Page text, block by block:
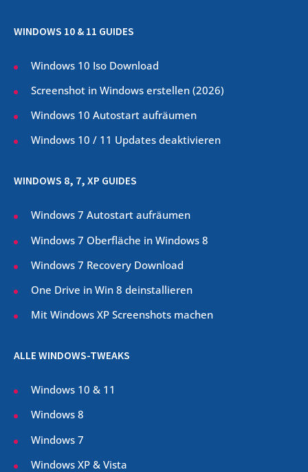
WINDOWS 10 & 11 GUIDES
Windows 10 Iso Download
Screenshot in Windows erstellen (2026)
Windows 10 Autostart aufräumen
Windows 10 / 11 Updates deaktivieren
WINDOWS 8, 7, XP GUIDES
Windows 7 Autostart aufräumen
Windows 7 Oberfläche in Windows 8
Windows 7 Recovery Download
One Drive in Win 8 deinstallieren
Mit Windows XP Screenshots machen
ALLE WINDOWS-TWEAKS
Windows 10 & 11
Windows 8
Windows 7
Windows XP & Vista